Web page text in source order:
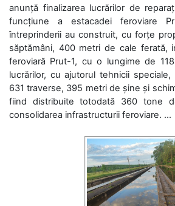
anunță finalizarea lucrărilor de
funcțiune a estacadei feroviare
întreprinderii au construit, cu forțe
săptămâni, 400 metri de cale ferată,
feroviară Prut-1, cu o lungime de
lucrărilor, cu ajutorul tehnicii
631 traverse, 395 metri de șine și
fiind distribuite totodată 360 tone
consolidarea infrastructurii feroviare. ...